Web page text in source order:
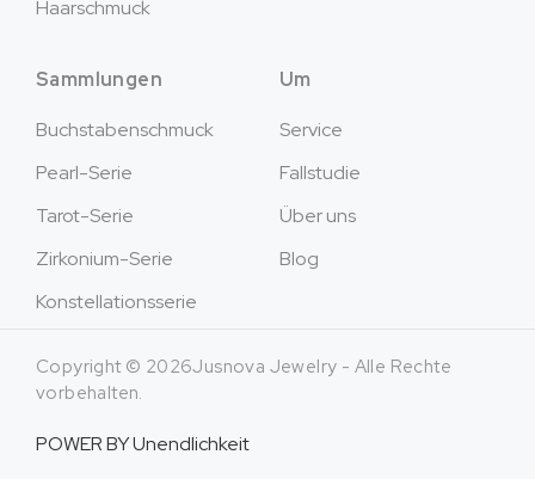
Haarschmuck
Sammlungen
Buchstabenschmuck
Pearl-Serie
Tarot-Serie
Zirkonium-Serie
Konstellationsserie
Um
Service
Fallstudie
Über uns
Blog
Copyright © 2026Jusnova Jewelry - Alle Rechte
vorbehalten.
POWER BYUnendlichkeit